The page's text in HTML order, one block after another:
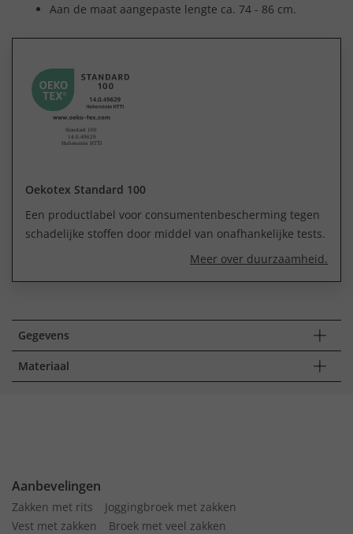
Aan de maat aangepaste lengte ca. 74 - 86 cm.
Oekotex Standard 100
Een productlabel voor consumentenbescherming tegen
schadelijke stoffen door middel van onafhankelijke tests.
Meer over duurzaamheid.
Gegevens
Materiaal
Aanbevelingen
Zakken met rits
Joggingbroek met zakken
Vest met zakken
Broek met veel zakken